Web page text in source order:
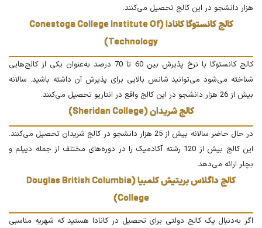
هزار دانشجو در این کالج تحصیل می‌کنند.
کالج کانستوگا کانادا (Conestoga College Institute Of
Technology)
کالج کانستوگا با نرخ پذیرش بین 60 تا 70 درصد به‌عنوان یکی از کالج‌هایی
شناخته می‌شود می‌توانید شانس بالایی برای پذیرش آن داشته باشید. سالانه
بیش از 26 هزار دانشجو در این کالج واقع در انتاریو تحصیل می‌کنند.
کالج شریدان (Sheridan College)
در حال حاضر سالانه بیش از 25 هزار دانشجو در کالج شریدان تحصیل می‌کنند.
این کالج بیش از 120 رشته آکادمیک را در دوره‌های مختلف از جمله دیپلم و
بچلر ارائه می‌دهد.
کالج داگلاس بریتیش کلمبیا (Douglas British Columbia
College)
اگر به‌دنبال یک کالج دولتی برای تحصیل در کانادا هستید که شهریه مناسبی